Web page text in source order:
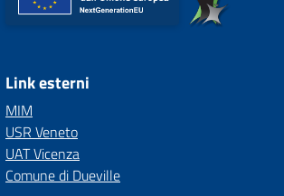
Link esterni
MIM
USR Veneto
UAT Vicenza
Comune di Dueville